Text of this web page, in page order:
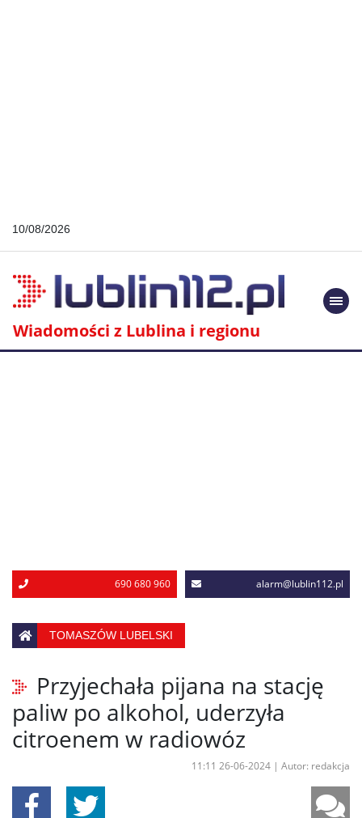
10/08/2026
Wiadomości z Lublina i regionu
690 680 960 alarm@lublin112.pl
TOMASZÓW LUBELSKI
Przyjechała pijana na stację
paliw po alkohol, uderzyła
citroenem w radiowóz
11:11 26-06-2024 | Autor: redakcja